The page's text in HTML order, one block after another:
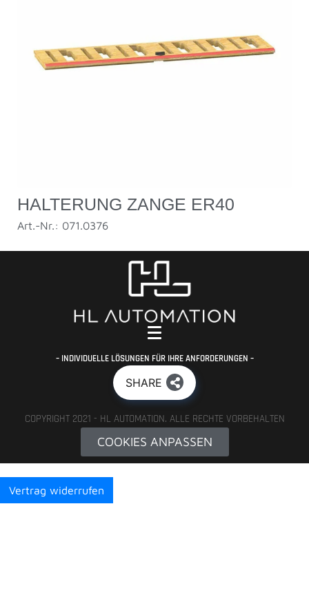
HALTERUNG ZANGE ER40
Art.-Nr.: 071.0376
– INDIVIDUELLE LÖSUNGEN FÜR IHRE ANFORDERUNGEN –
SHARE
COPYRIGHT 2021 - HL AUTOMATION. ALLE RECHTE VORBEHALTEN
COOKIES ANPASSEN
Vertrag widerrufen